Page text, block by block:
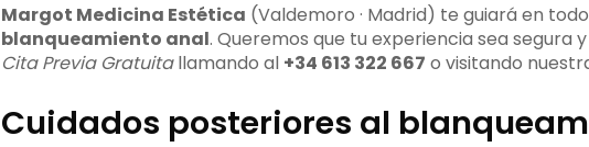
Margot Medicina Estética (Valdemoro · Madrid) te guiará en
blanqueamiento anal. Queremos que tu experiencia sea segura
Cita Previa Gratuitallamando al +34 613 322 667 o visitando
Cuidados posteriores al